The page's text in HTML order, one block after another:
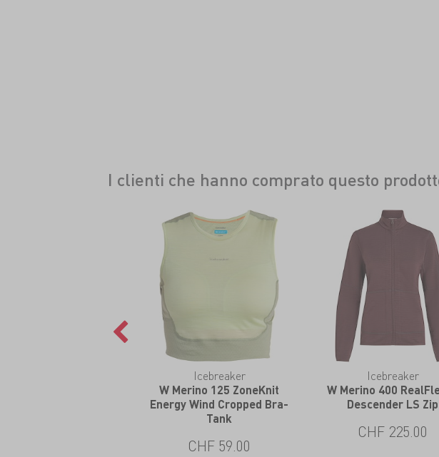
I clienti che hanno comprato questo
Icebreaker
W Merino 125 ZoneKnit
Energy Wind Cropped Bra-
Tank
CHF 59.00
Icebreaker
W Merino 400
Descender LS Zip
CHF 225.00